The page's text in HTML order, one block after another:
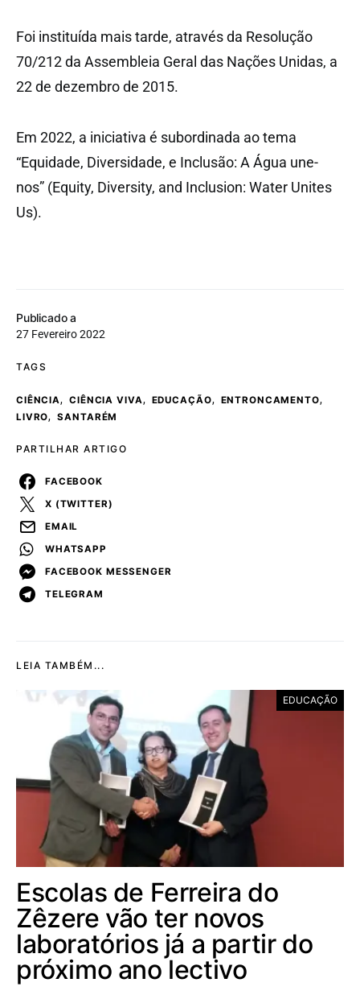
Publicado a
27 Fevereiro 2022
TAGS
CIÊNCIA, CIÊNCIA VIVA, EDUCAÇÃO, ENTRONCAMENTO,
LIVRO, SANTARÉM
PARTILHAR ARTIGO
FACEBOOK
X (TWITTER)
EMAIL
WHATSAPP
FACEBOOK MESSENGER
TELEGRAM
Foi instituída mais tarde, através da Resolução
70/212 da Assembleia Geral das Nações Unidas, a
22 de dezembro de 2015.
Em 2022, a iniciativa é subordinada ao tema
“Equidade, Diversidade, e Inclusão: A Água une-
nos” (Equity, Diversity, and Inclusion: Water Unites
Us).
LEIA TAMBÉM...
EDUCAÇÃO
Escolas de Ferreira do
Zêzere vão ter novos
laboratórios já a partir do
próximo ano lectivo